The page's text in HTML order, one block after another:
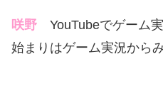
咲野 YouTubeでゲーム
始まりはゲーム実況から